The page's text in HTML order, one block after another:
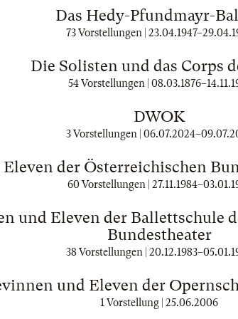
Das Hedy-Pfundmayr-
73 Vorstellungen | 23.04.1947–
Die Solisten und das Corps
54 Vorstellungen | 08.03.1876–
DWOK
3 Vorstellungen | 06.07.2024–
Eleven der Österreichischen
60 Vorstellungen | 27.11.1984–
und Eleven der Ballettschule
Bundestheater
38 Vorstellungen | 20.12.1983–
und Eleven der
1 Vorstellung | 25.06.2006